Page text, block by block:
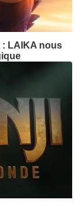
: LAIKA nous